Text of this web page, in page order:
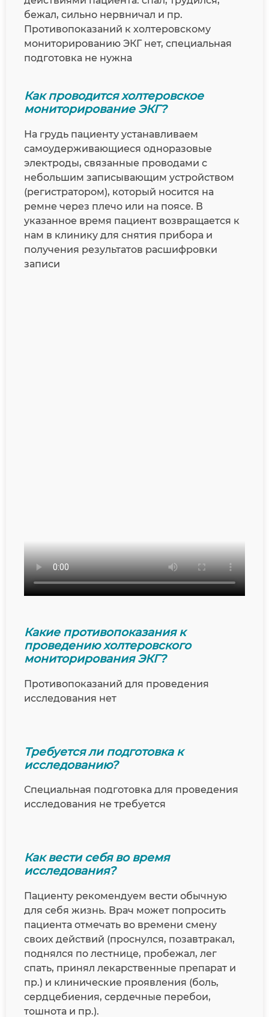
бежал, сильно нервничал и пр.
Противопоказаний к холтеровскому
мониторированию ЭКГ нет, специальная
подготовка не нужна
Как проводится холтеровское
мониторирование ЭКГ?
На грудь пациенту устанавливаем
самоудерживающиеся одноразовые
электроды, связанные проводами с
небольшим записывающим устройством
(регистратором), который носится на
ремне через плечо или на поясе. В
указанное время пациент возвращается к
нам в клинику для снятия прибора и
получения результатов расшифровки
записи
Какие противопоказания к
проведению холтеровского
мониторирования ЭКГ?
Противопоказаний для проведения
исследования нет
Требуется ли подготовка к
исследованию?
Специальная подготовка для проведения
исследования не требуется
Как вести себя во время
исследования?
Пациенту рекомендуем вести обычную
для себя жизнь. Врач может попросить
пациента отмечать во времени смену
своих действий (проснулся, позавтракал,
поднялся по лестнице, пробежал, лег
спать, принял лекарственные препарат и
пр.) и клинические проявления (боль,
сердцебиения, сердечные перебои,
тошнота и пр.).